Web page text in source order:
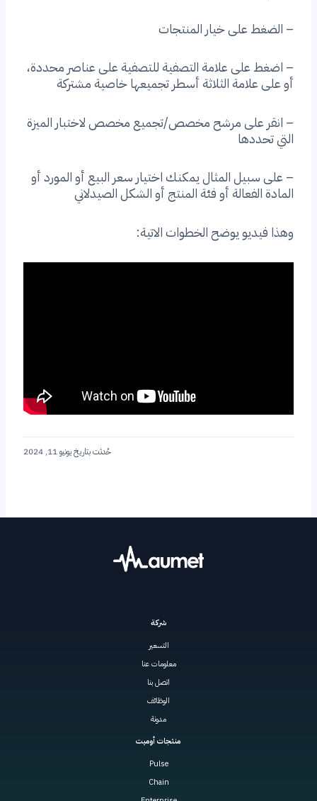
– الضغط على خيار المنتجات
– اضغط على علامة التصفية للتصفية على عناصر محددة،
أو على علامة الثلاثة أسطر تجميعها خاصية مشتركة
– انقر على مرشح مخصص/تجميع مخصص لاختبار الميزة
التي تحددها
– على سبيل المثال يمكنك اختيار سعر البيع أو المورد أو
المادة الفعالة أو فئة المنتج أو الشكل الصيدلاني
وهذا فيديو يوضح الخطوات الاتية:
حُدثت بتاريخ يونيو 11, 2024
شركة
التسعير
معلومات عنا
اتصل بنا
الوظائف
مدونة
منتجات أوميت
Pulse
Chain